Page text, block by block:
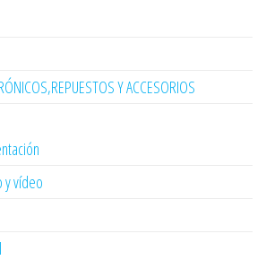
Y ACCESORIOS
y vídeo